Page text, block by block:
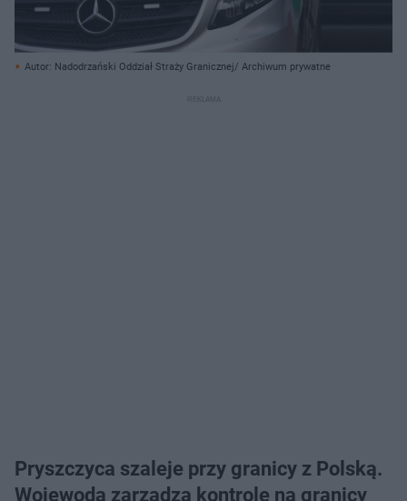
Autor: Nadodrzański Oddział Straży Granicznej/ Archiwum prywatne
Pryszczyca szaleje przy granicy z Polską.
Wojewoda zarządza kontrole na granicy